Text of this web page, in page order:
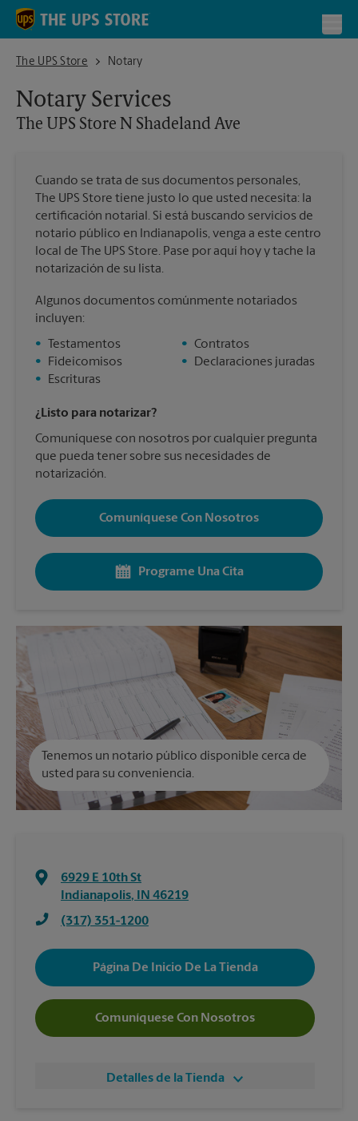
Skip to content
Return to Nav
The UPS Store
The UPS Store N Shadeland Ave
Notary
Notary Services
The UPS Store N Shadeland Ave
Cuando se trata de sus documentos personales,
The UPS Store tiene justo lo que usted necesita: la
certificación notarial. Si está buscando servicios de
notario público en Indianapolis, venga a este centro
local de The UPS Store. Pase por aquí hoy y tache la
notarización de su lista.
Algunos documentos comúnmente notariados
incluyen:
•
Testamentos
•
Fideicomisos
•
Escrituras
• Contratos
•
Declaraciones juradas
¿Listo para notarizar?
Comuníquese con nosotros por cualquier pregunta
que pueda tener sobre sus necesidades de
notarización.
Comuníquese Con Nosotros
Programe Una Cita
Tenemos un notario público disponible cerca de
usted para su conveniencia.
6929 E 10th St
Indianapolis, IN 46219
(317) 351-1200
Página De Inicio De La Tienda
Comuníquese Con Nosotros
Detalles de la Tienda